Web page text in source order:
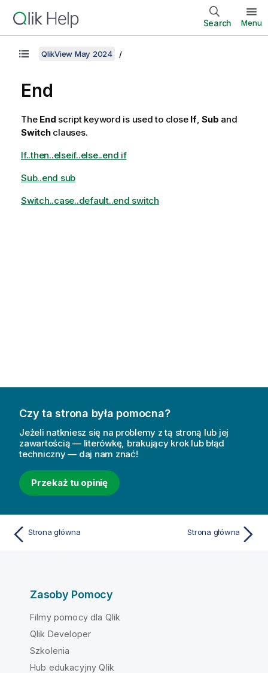
Search Menu
QlikView May 2024
End
The End script keyword is used to close If, Sub and
Switchclauses.
If..then..elseif..else..end if
Sub..end sub
Switch..case..default..end switch
Czy ta strona była pomocna?
Jeżeli natkniesz się na problemy z tą stroną lub jej
zawartością — literówkę, brakujący krok lub błąd
techniczny — daj nam znać!
Przekaż tu opinię
Strona główna Strona główna
Zasoby Pomocy
Filmy pomocy dla Qlik
Qlik Developer
Szkolenia
Hub edukacyjny Qlik